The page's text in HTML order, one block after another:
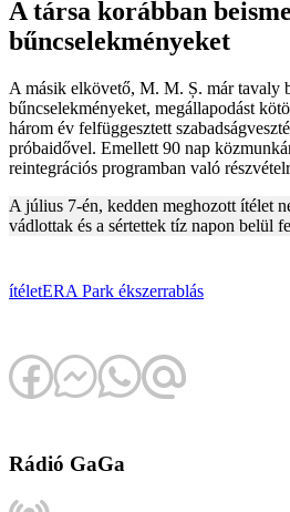
A társa korábban
bűncselekményeket
A másik elkövető, M. M. Ș. már tavaly
bűncselekményeket, megállapodást
három év felfüggesztett
próbaidővel. Emellett 90 nap
reintegrációs programban való
A július 7-én, kedden meghozott ítélet
vádlottak és a sértettek tíz napon belül
ítéletERA Park ékszerrablás
Rádió GaGa